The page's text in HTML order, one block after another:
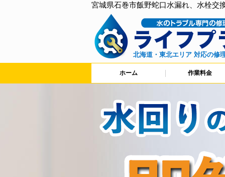
宮城県石巻市飯野蛇口水漏れ、水栓交
北海道・東北エリア 対応の修
ホーム 作業料金